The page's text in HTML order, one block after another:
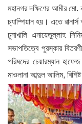
মহানগর দক্ষিণের আমীর
চ্যাম্পিয়ান হয়। এতে
চুনাখালি এনায়েতুল্লাহ
সভাপতিত্বে পুরস্কার
পরিষদের চেয়ারম্যান
মাওলানা আব্দুল আলিম,